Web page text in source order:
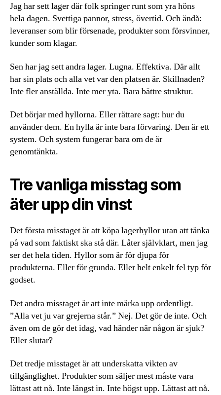
Jag har sett lager där folk springer runt som yra höns
hela dagen. Svettiga pannor, stress, övertid. Och ändå:
leveranser som blir försenade, produkter som försvinner,
kunder som klagar.
Sen har jag sett andra lager. Lugna. Effektiva. Där allt
har sin plats och alla vet var den platsen är. Skillnaden?
Inte fler anställda. Inte mer yta. Bara bättre struktur.
Det börjar med hyllorna. Eller rättare sagt: hur du
använder dem. En hylla är inte bara förvaring. Den är ett
system. Och system fungerar bara om de är
genomtänkta.
Tre vanliga misstag som
äter upp din vinst
Det första misstaget är att köpa lagerhyllor utan att tänka
på vad som faktiskt ska stå där. Låter självklart, men jag
ser det hela tiden. Hyllor som är för djupa för
produkterna. Eller för grunda. Eller helt enkelt fel typ för
godset.
Det andra misstaget är att inte märka upp ordentligt.
”Alla vet ju var grejerna står.” Nej. Det gör de inte. Och
även om de gör det idag, vad händer när någon är sjuk?
Eller slutar?
Det tredje misstaget är att underskatta vikten av
tillgänglighet. Produkter som säljer mest måste vara
lättast att nå. Inte längst in. Inte högst upp. Lättast att nå.